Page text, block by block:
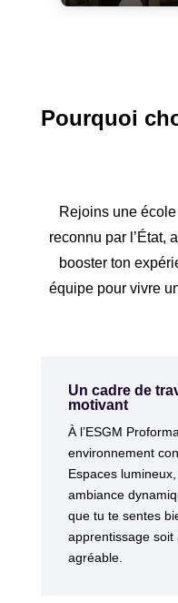
Pourquoi
Rejoins une
reconnu par l’État,
booster ton
équipe pour vivre
Un cadre de
motivant
À l’ESGM
environnement
Espaces
ambiance
que tu te sentes
apprentissage soit
agréable.